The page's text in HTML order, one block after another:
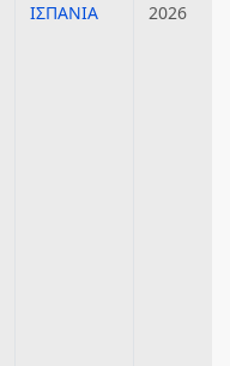
ΙΣΠΑΝΙΑ 2026